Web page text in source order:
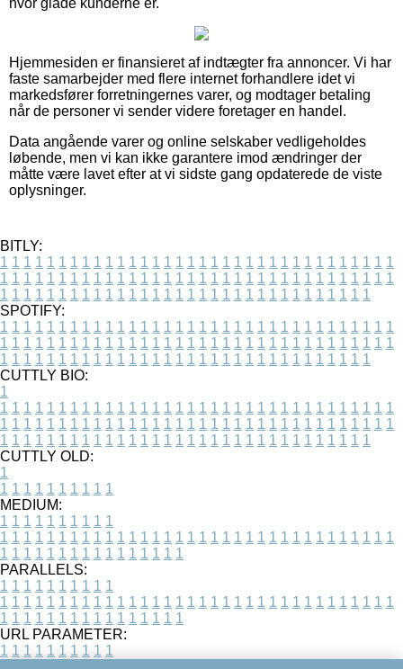
Hjemmesiden er finansieret af indtægter fra annoncer. Vi har
faste samarbejder med flere internet forhandlere idet vi
markedsfører forretningernes varer, og modtager betaling
når de personer vi sender videre foretager en handel.
Data angående varer og online selskaber vedligeholdes
løbende, men vi kan ikke garantere imod ændringer der
måtte være lavet efter at vi sidste gang opdaterede de viste
oplysninger.
BITLY:
1 1 1 1 1 1 1 1 1 1 1 1 1 1 1 1 1 1 1 1 1 1 1 1 1 1 1 1 1 1 1 1 1 1
1 1 1 1 1 1 1 1 1 1 1 1 1 1 1 1 1 1 1 1 1 1 1 1 1 1 1 1 1 1 1 1 1 1
1 1 1 1 1 1 1 1 1 1 1 1 1 1 1 1 1 1 1 1 1 1 1 1 1 1 1 1 1 1 1 1
SPOTIFY:
1 1 1 1 1 1 1 1 1 1 1 1 1 1 1 1 1 1 1 1 1 1 1 1 1 1 1 1 1 1 1 1 1 1
1 1 1 1 1 1 1 1 1 1 1 1 1 1 1 1 1 1 1 1 1 1 1 1 1 1 1 1 1 1 1 1 1 1
1 1 1 1 1 1 1 1 1 1 1 1 1 1 1 1 1 1 1 1 1 1 1 1 1 1 1 1 1 1 1 1
CUTTLY BIO:
1
1 1 1 1 1 1 1 1 1 1 1 1 1 1 1 1 1 1 1 1 1 1 1 1 1 1 1 1 1 1 1 1 1 1
1 1 1 1 1 1 1 1 1 1 1 1 1 1 1 1 1 1 1 1 1 1 1 1 1 1 1 1 1 1 1 1 1 1
1 1 1 1 1 1 1 1 1 1 1 1 1 1 1 1 1 1 1 1 1 1 1 1 1 1 1 1 1 1 1 1
CUTTLY OLD:
1
1 1 1 1 1 1 1 1 1 1
MEDIUM:
1 1 1 1 1 1 1 1 1 1
1 1 1 1 1 1 1 1 1 1 1 1 1 1 1 1 1 1 1 1 1 1 1 1 1 1 1 1 1 1 1 1 1 1
1 1 1 1 1 1 1 1 1 1 1 1 1 1 1 1
PARALLELS:
1 1 1 1 1 1 1 1 1 1
1 1 1 1 1 1 1 1 1 1 1 1 1 1 1 1 1 1 1 1 1 1 1 1 1 1 1 1 1 1 1 1 1 1
1 1 1 1 1 1 1 1 1 1 1 1 1 1 1 1
URL PARAMETER:
1 1 1 1 1 1 1 1 1 1